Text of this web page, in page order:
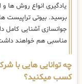
یادگیری انواع روش ها
برسید. بیوتی تراپیست
جوانسازی آشنایی کامل
مناسبی هم خواهند
چه توانایی هایی با
کسب میکنید؟